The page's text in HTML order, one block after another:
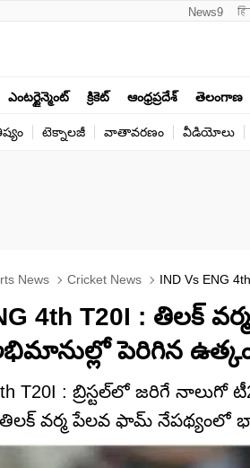
News9
ఎంటర్టైన్మెంట్ క్రికెట్ ఆంధ్రప్రదేశ్ తెలంగాణ
టెక్నాలజీ వాతావరణం వీడియోలు
News Cricket News IND Vs ENG
4th T20I : తిలక్
పెరిగిన
T20I : బ్రిస్టల్‌లో జరిగే
వర్మ పేలవ ఫామ్ నేపథ్యంలో